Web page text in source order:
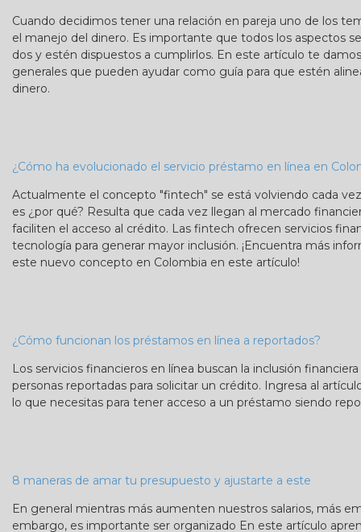
Cuando decidimos tener una relación en pareja uno de los
el manejo del dinero. Es importante que todos los aspectos
dos y estén dispuestos a cumplirlos. En este artículo te
generales que pueden ayudar como guía para que estén
dinero.
¿Cómo ha evolucionado el servicio préstamo en línea en
Actualmente el concepto "fintech" se está volviendo cada
es ¿por qué? Resulta que cada vez llegan al mercado
faciliten el acceso al crédito. Las fintech ofrecen servicios
tecnología para generar mayor inclusión. ¡Encuentra más
este nuevo concepto en Colombia en este artículo!
¿Cómo funcionan los préstamos en línea a reportados?
Los servicios financieros en línea buscan la inclusión
personas reportadas para solicitar un crédito. Ingresa al
lo que necesitas para tener acceso a un préstamo siendo
8 maneras de amar tu presupuesto y ajustarte a este
En general mientras más aumenten nuestros salarios, más
embargo, es importante ser organizado En este artículo